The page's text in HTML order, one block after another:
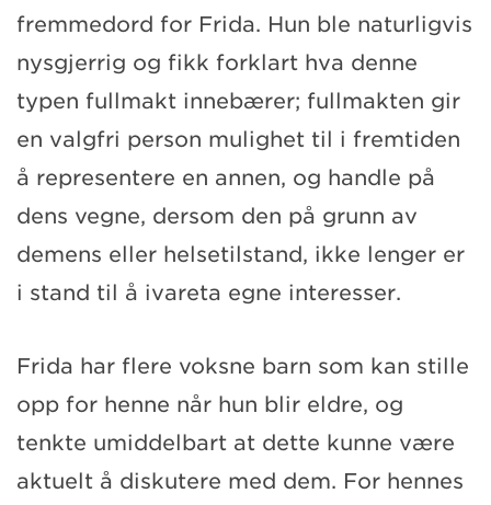
fremmedord for Frida. Hun ble naturligvis
nysgjerrig og fikk forklart hva denne
typen fullmakt innebærer; fullmakten gir
en valgfri person mulighet til i fremtiden
å representere en annen, og handle på
dens vegne, dersom den på grunn av
demens eller helsetilstand, ikke lenger er
i stand til å ivareta egne interesser.
Frida har flere voksne barn som kan stille
opp for henne når hun blir eldre, og
tenkte umiddelbart at dette kunne være
aktuelt å diskutere med dem. For hennes